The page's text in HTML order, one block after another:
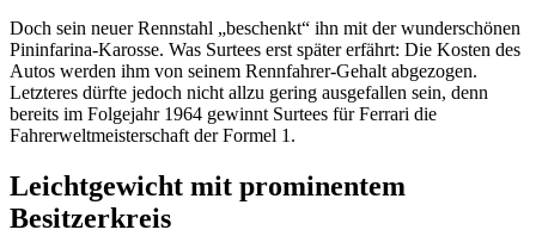
Doch sein neuer Rennstahl „beschenkt“ ihn mit der wunderschönen
Pininfarina-Karosse. Was Surtees erst später erfährt: Die Kosten des
Autos werden ihm von seinem Rennfahrer-Gehalt abgezogen.
Letzteres dürfte jedoch nicht allzu gering ausgefallen sein, denn
bereits im Folgejahr 1964 gewinnt Surtees für Ferrari die
Fahrerweltmeisterschaft der Formel 1.
Leichtgewicht mit prominentem
Besitzerkreis